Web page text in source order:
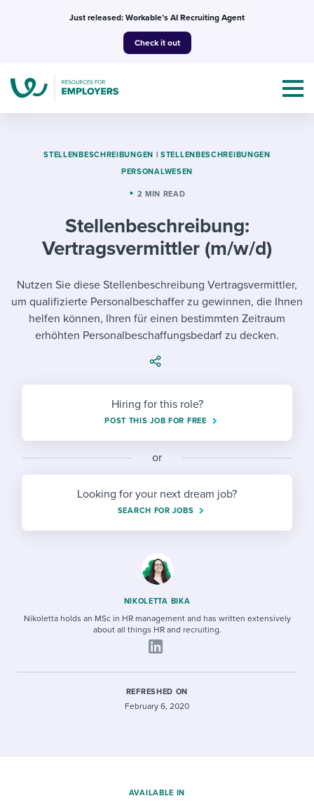
Just released: Workable’s AI Recruiting Agent
Check it out
Topics
Mobilizing AI in my work
Evaluating candidates
Working together with others
Maintaining hiring pipelines
Developing & retaining people
Ensuring compliance
Finding and attracting people
Establishing an employer brand
Candidate/employee experiences
Templates & Guides
Job description templates
Policy templates
Onboarding checklists
Step-by-step tutorials
Free ebooks & reports
HR terms
I’m a jobseeker
I WANT TO LEARN ABOUT...
Pay & benefits
Career development
Modern working life
Overall career resources
Attend webinars & events
Workable customer stories
Explore Workable
Request a demo
Start a free trial
STELLENBESCHREIBUNGEN | STELLENBESCHREIBUNGEN
PERSONALWESEN
2 MIN READ
Stellenbeschreibung:
Vertragsvermittler (m/w/d)
Nutzen Sie diese Stellenbeschreibung Vertragsvermittler,
um qualifizierte Personalbeschaffer zu gewinnen, die Ihnen
helfen können, Ihren für einen bestimmten Zeitraum
erhöhten Personalbeschaffungsbedarf zu decken.
Hiring for this role?
POST THIS JOB FOR FREE
or
Looking for your next dream job?
SEARCH FOR JOBS
NIKOLETTA BIKA
Nikoletta holds an MSc in HR management and has written extensively
about all things HR and recruiting.
REFRESHED ON
February 6, 2020
AVAILABLE IN